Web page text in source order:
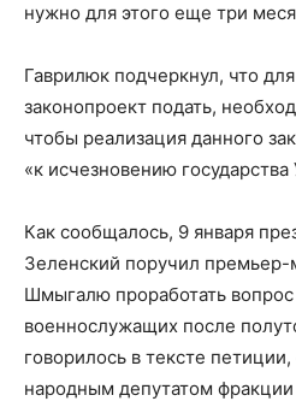
нужно для этого еще три
Гаврилюк подчеркнул, что
законопроект подать,
чтобы реализация данного
«к исчезновению государства
Как сообщалось, 9 января
Зеленский поручил
Шмыгалю проработать
военнослужащих после
говорилось в тексте
народным депутатом фракции